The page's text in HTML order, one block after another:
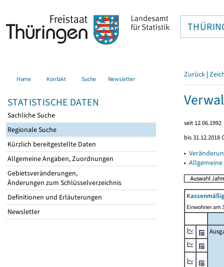
Home Kontakt Suche Newsletter
STATISTISCHE DATEN
Sachliche Suche
Regionale Suche
Kürzlich bereitgestellte Daten
Allgemeine Angaben, Zuordnungen
Gebietsveränderungen,
Änderungen zum Schlüsselverzeichnis
Definitionen und Erläuterungen
Newsletter
Zurück |
seit 12.06.1992
bis 31.12.2018
▸
▸
Einwohner am